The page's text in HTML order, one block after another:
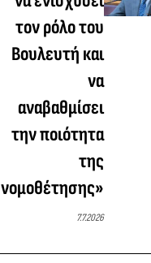
τον ρόλο του
Βουλευτή και
να
αναβαθμίσει
την ποιότητα
της
νομοθέτησης»
7.7.2026